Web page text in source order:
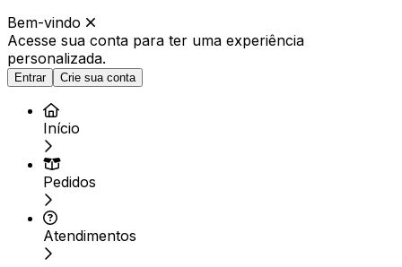
Bem-vindo
Acesse sua conta para ter uma experiência
personalizada.
Entrar Crie sua conta
Início
Pedidos
Atendimentos